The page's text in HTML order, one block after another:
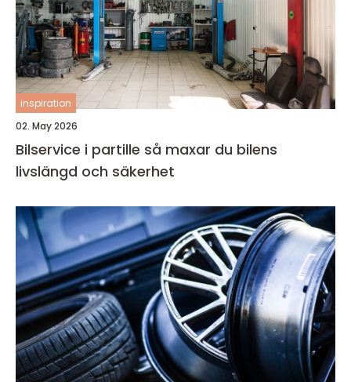
inspiration
02. May 2026
Bilservice i partille så maxar du bilens
livslängd och säkerhet